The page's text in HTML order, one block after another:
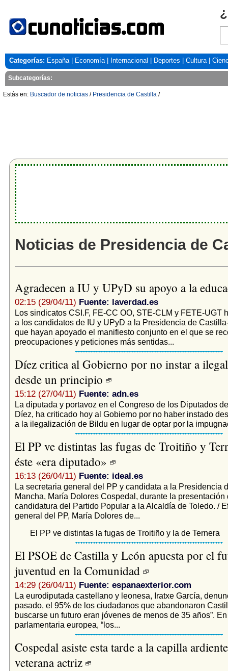
Categorías: España| Economía| Internacional Deportes Cultura|
Subcategorías:
Estás en: Buscador de noticias / Presidencia de Castilla /
Noticias de Presidencia de
Agradecen a IU y UPyD su apoyo a la
02:15 (29/04/11) Fuente: laverdad.es
Los sindicatos CSI.F, FE-CC OO, STE-CLM y FETE-UGT
a los candidatos de IU y UPyD a la Presidencia de
que hayan apoyado el manifiesto conjunto en el que se
preocupaciones y peticiones más sentidas...
Díez critica al Gobierno por no instar a
desde un principio
15:12 (27/04/11) Fuente: adn.es
La diputada y portavoz en el Congreso de los Diputados
Díez, ha criticado hoy al Gobierno por no haber instado
a la ilegalización de Bildu en lugar de optar por la
El PP ve distintas las fugas de Troitiño y
éste «era diputado»
16:13 (26/04/11) Fuente: ideal.es
La secretaria general del PP y candidata a la Presidencia
Mancha, María Dolores Cospedal, durante la presentación
candidatura del Partido Popular a la Alcaldía de Toledo. /
general del PP, María Dolores de...
El PP ve distintas la fugas de Troitiño y la de Ternera
El PSOE de Castilla y León apuesta por el
juventud en la Comunidad
14:29 (26/04/11) Fuente: espanaexterior.com
La eurodiputada castellano y leonesa, Iratxe García,
pasado, el 95% de los ciudadanos que abandonaron
buscarse un futuro eran jóvenes de menos de 35 años”.
parlamentaria europea, “los...
Cospedal asiste esta tarde a la capilla
veterana actriz